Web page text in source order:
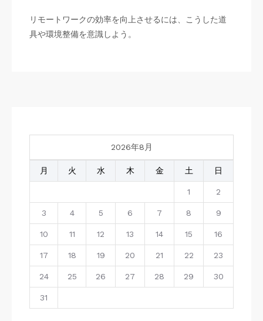
リモートワークの効率を向上させるには、こうした道
具や環境整備を意識しよう。
2026年8月
月 火 水 木 金 土 日
1 2
3 4 5 6 7 8 9
10 11 12 13 14 15 16
17 18 19 20 21 22 23
24 25 26 27 28 29 30
31